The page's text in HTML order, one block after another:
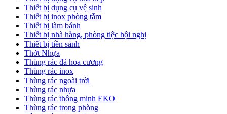
Thiết bị dụng cụ vệ sinh
Thiết bị inox phòng tắm
Thiết bị làm bánh
Thiết bị nhà hàng, phòng tiệc hội nghị
Thiết bị tiền sảnh
Thớt Nhựa
Thùng rác đá hoa cương
Thùng rác inox
Thùng rác ngoài trời
Thùng rác nhựa
Thùng rác thông minh EKO
Thùng rác trong phòng